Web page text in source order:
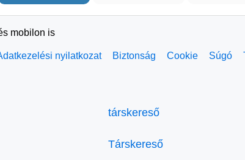
mobilon is
nyilatkozat Biztonság Cookie Súgó
társkereső
Társkereső